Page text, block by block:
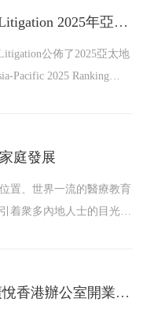
廣悅榮譽丨廣悅榮登Benchmark Litigation 2025年亞太區爭議解決榜單
公佈了2025亞太地
Pacific 2025 Ranking
的爭議解決律師事務所。
庭發展
置、世界一流的醫療教育
着衆多內地人士的目光。
廣悅新聞|香港媒體關注並報導廣悅香港辦公室開業慶典，共築大灣區法律服務新橋樑